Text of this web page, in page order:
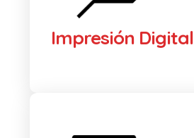
Impresión Digital